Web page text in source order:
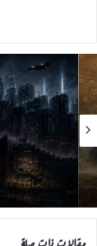
مقالات ذات صلة